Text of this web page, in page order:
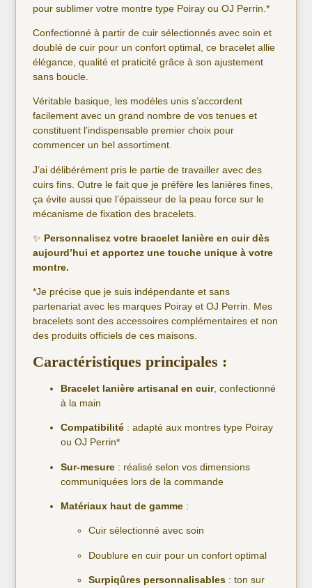
pour sublimer votre montre type Poiray ou OJ Perrin.*
Confectionné à partir de cuir sélectionnés avec soin et
doublé de cuir pour un confort optimal, ce bracelet allie
élégance, qualité et praticité grâce à son ajustement
sans boucle.
Véritable basique, les modèles unis s’accordent
facilement avec un grand nombre de vos tenues et
constituent l’indispensable premier choix pour
commencer un bel assortiment.
J’ai délibérément pris le partie de travailler avec des
cuirs fins. Outre le fait que je préfère les lanières fines,
ça évite aussi que l’épaisseur de la peau force sur le
mécanisme de fixation des bracelets.
✨ Personnalisez votre bracelet lanière en cuir dès
aujourd’hui et apportez une touche unique à votre
montre.
*Je précise que je suis indépendante et sans
partenariat avec les marques Poiray et OJ Perrin. Mes
bracelets sont des accessoires complémentaires et non
des produits officiels de ces maisons.
Caractéristiques principales :
Bracelet lanière artisanal en cuir, confectionné
à la main
Compatibilité : adapté aux montres type Poiray
ou OJ Perrin*
Sur-mesure : réalisé selon vos dimensions
communiquées lors de la commande
Matériaux haut de gamme :
Cuir sélectionné avec soin
Doublure en cuir pour un confort optimal
Surpiqûres personnalisables : ton sur